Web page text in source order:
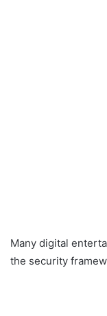
Many digital
the security